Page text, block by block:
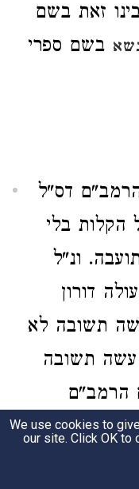
זאת בשם
בשם ספרי
דס"ל
בלי
ונ"ל
דורון
תשובה לא
עשה תשובה
הרמב"ם
דעולה
לעשה ע"כ
We use cookies to
our site. Click OK to